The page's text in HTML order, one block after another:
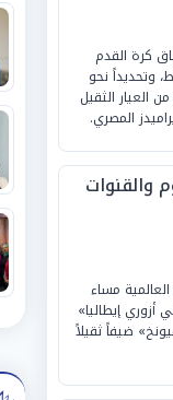
كرة القدم
وتحديداً نحو
العيار الثقيل
المصري.
والقنوات
مساء
نحو ملعب «أتليتي أزوري إيطاليا»
ضيفاً ثقيلاً